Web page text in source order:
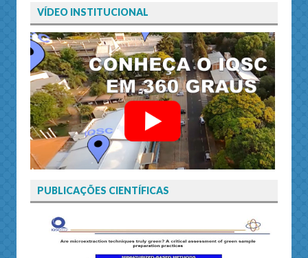
VÍDEO INSTITUCIONAL
PUBLICAÇÕES CIENTÍFICAS